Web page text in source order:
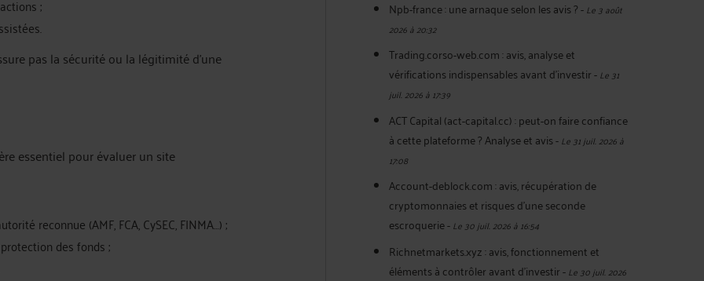
;
pas la sécurité ou la légitimité d’une
essentiel pour évaluer un site
reconnue (AMF, FCA, CySEC, FINMA…) ;
des fonds ;
Npb-france : une arnaque selon les avis ?-Le 3 août
2026 à 20:32
Trading.corso-web.com : avis, analyse et
vérifications indispensables avant d'investir-Le 31
juil. 2026 à 17:39
ACT Capital (act-capital.cc) : peut-on faire confiance
à cette plateforme ? Analyse et avis-Le 31 juil. 2026 à
17:08
Account-deblock.com : avis, récupération de
cryptomonnaies et risques d'une seconde
escroquerie-Le 30 juil. 2026 à 16:54
Richnetmarkets.xyz : avis, fonctionnement et
éléments à contrôler avant d’investir-Le 30 juil. 2026